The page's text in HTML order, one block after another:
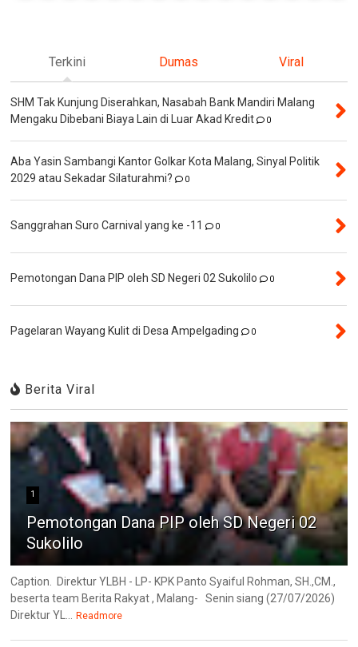
Terkini Dumas Viral
SHM Tak Kunjung Diserahkan, Nasabah Bank Mandiri Malang
Mengaku Dibebani Biaya Lain di Luar Akad Kredit
0
Aba Yasin Sambangi Kantor Golkar Kota Malang, Sinyal Politik
2029 atau Sekadar Silaturahmi?
0
Sanggrahan Suro Carnival yang ke -11 0
Pemotongan Dana PIP oleh SD Negeri 02 Sukolilo 0
Pagelaran Wayang Kulit di Desa Ampelgading 0
Berita Viral
1
Pemotongan Dana PIP oleh SD Negeri 02
Sukolilo
Caption. Direktur YLBH - LP- KPK Panto Syaiful Rohman, SH.,CM.,
beserta team Berita Rakyat , Malang- Senin siang (27/07/2026)
Direktur YL...
Readmore